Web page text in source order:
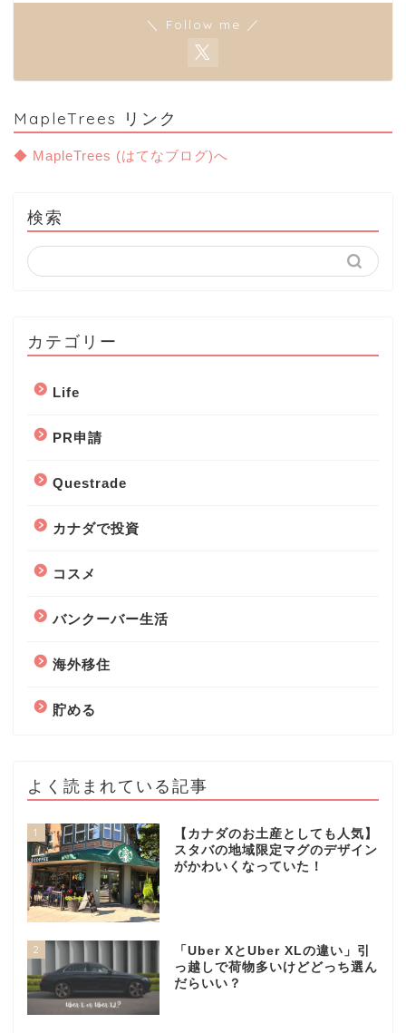
＼ Follow me ／
MapleTrees リンク
◆ MapleTrees (はてなブログ)へ
検索
カテゴリー
Life
PR申請
Questrade
カナダで投資
コスメ
バンクーバー生活
海外移住
貯める
よく読まれている記事
1
【カナダのお土産としても人気】
スタバの地域限定マグのデザイン
がかわいくなっていた！
2
「Uber XとUber XLの違い」引
っ越しで荷物多いけどどっち選ん
だらいい？